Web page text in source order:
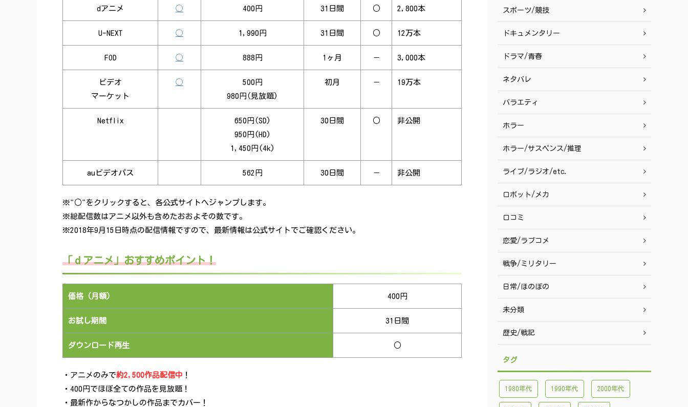
dアニメ ◯ 400円 31日間 ○ 2,800本
U-NEXT ◯ 1,990円 31日間 ○ 12万本
FOD ◯ 888円 1ヶ月 － 3,000本
ビデオ
マーケット
◯
500円
980円(見放題)
初月 － 19万本
Netflix
650円(SD)
950円(HD)
1,450円(4k)
30日間 ○ 非公開
auビデオパス 562円 30日間 － 非公開
※"○"をクリックすると、各公式サイトへジャンプします。
※総配信数はアニメ以外も含めたおおよその数です。
※2018年9月15日時点の配信情報ですので、最新情報は公式サイトでご確認ください。
「ｄアニメ」おすすめポイント！
価格（月額） 400円
お試し期間 31日間
ダウンロード再生 ○
・アニメのみで約2,500作品配信中 ！
・400円でほぼ全ての作品を見放題！
・最新作からなつかしの作品までカバー！
スポーツ/競技
ドキュメンタリー
ドラマ/青春
ネタバレ
バラエティ
ホラー
ホラー/サスペンス/推理
ライブ/ラジオ/etc.
ロボット/メカ
口コミ
恋愛/ラブコメ
戦争/ミリタリー
日常/ほのぼの
未分類
歴史/戦記
タグ
1980年代 1990年代 2000年代